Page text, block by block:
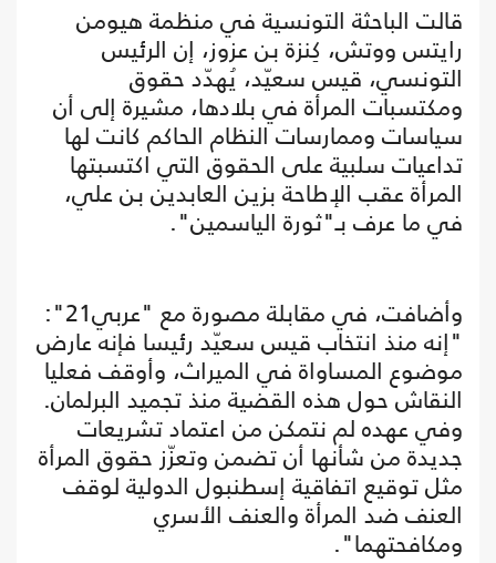
قالت الباحثة التونسية في منظمة هيومن
رايتس ووتش، كِنزة بن عزوز، إن الرئيس
التونسي، قيس سعيّد، يُهدّد حقوق
ومكتسبات المرأة في بلادها، مشيرة إلى أن
سياسات وممارسات النظام الحاكم كانت لها
تداعيات سلبية على الحقوق التي اكتسبتها
المرأة عقب الإطاحة بزين العابدين بن علي،
في ما عرف بـ"ثورة الياسمين".
وأضافت، في مقابلة مصورة مع "عربي21":
"إنه منذ انتخاب قيس سعيّد رئيسا فإنه عارض
موضوع المساواة في الميراث، وأوقف فعليا
النقاش حول هذه القضية منذ تجميد البرلمان.
وفي عهده لم نتمكن من اعتماد تشريعات
جديدة من شأنها أن تضمن وتعزّز حقوق المرأة
مثل توقيع اتفاقية إسطنبول الدولية لوقف
العنف ضد المرأة والعنف الأسري
ومكافحتهما".